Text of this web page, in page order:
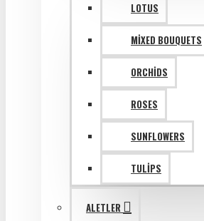
LOTUS
MIXED BOUQUETS
ORCHIDS
ROSES
SUNFLOWERS
TULIPS
ALETLER